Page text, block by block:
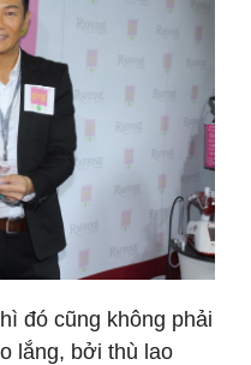
đó cũng không phải
lắng, bởi thù lao